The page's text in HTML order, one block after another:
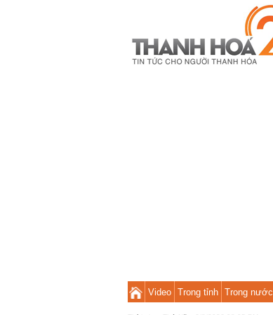
Video Trong tỉnh Trong nước